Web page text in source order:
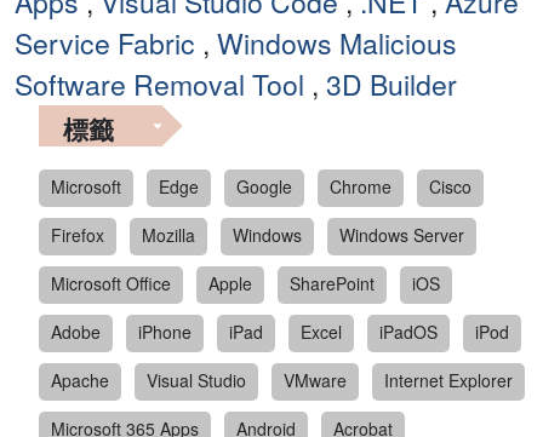
Service Fabric , Windows Malicious
Software Removal Tool , 3D Builder
標籤
Microsoft Edge Google Chrome
Cisco
Firefox
Mozilla Windows
Windows Server
Microsoft Office
Apple SharePoint
iOS
Adobe
iPhone iPad Excel iPadOS
iPod
Apache
Visual Studio VMware
Internet Explorer
Microsoft 365 Apps
Android
Acrobat